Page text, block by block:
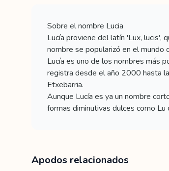
Sobre el nombre Lucia
Lucía proviene del latín 'Lux, lucis',
nombre se popularizó en el mundo
Lucía es uno de los nombres más
registra desde el año 2000 hasta
Etxebarria.
Aunque Lucía es ya un nombre
formas diminutivas dulces como
Apodos relacionados